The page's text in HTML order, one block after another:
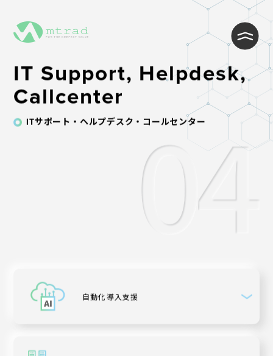
IT Support, Helpdesk,
Callcenter
ITサポート・ヘルプデスク・コールセンター
自動化導入支援
WEB制作・Wordpress制作
インフラ・クラウド構築
ITサポート・ヘルプデスク・コール
企業理念